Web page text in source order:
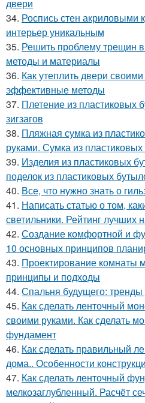
двери
34. Роспись стен акриловыми
интерьер уникальным
35. Решить проблему трещин
методы и материалы
36. Как утеплить двери
эффективные методы
37. Плетение из пластиковых
зигзагов
38. Пляжная сумка из
руками. Сумка из
39. Изделия из пластиковых
поделок из пластиковых
40. Все, что нужно знать о
41. Написать статью о том,
светильники. Рейтинг лучших
42. Создание комфортной и
10 основных принципов
43. Проектирование комнаты
принципы и подходы
44. Спальня будущего: тренды
45. Как сделать ленточный
своими руками. Как сделать
фундамент
46. Как сделать правильный
дома.. Особенности
47. Как сделать ленточный
мелкозаглубленный. Расчёт